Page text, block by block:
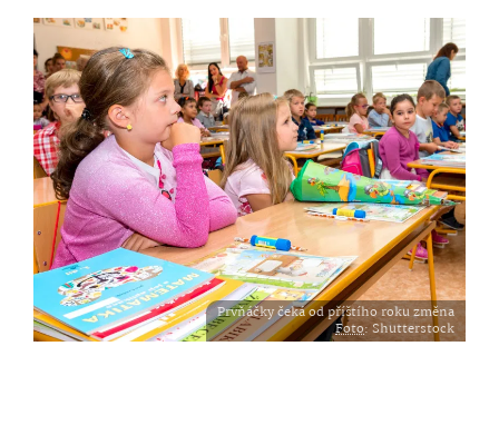
Prvňáčky čeká od příštího roku změna
Foto: Shutterstock